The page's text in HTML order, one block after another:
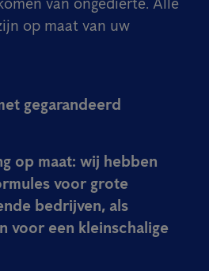
op maat van uw
gegarandeerd
op maat: wij hebben
voor grote
bedrijven, als
voor een kleinschalige